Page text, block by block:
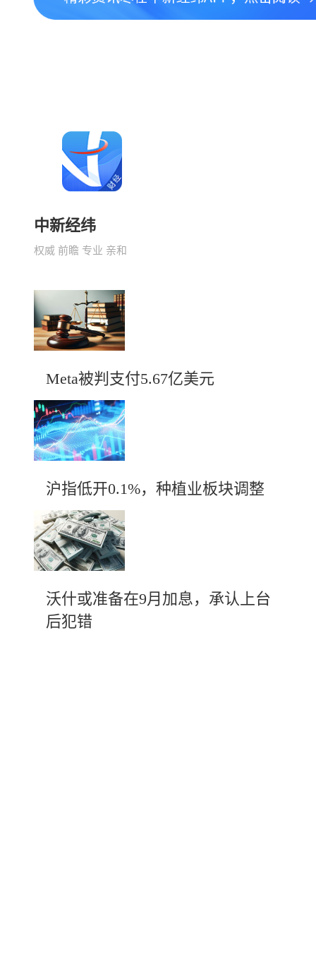
中新经纬
权威 前瞻 专业 亲和
Meta被判支付5.67亿美元
沪指低开0.1%，种植业板块调整
沃什或准备在9月加息，承认上台
后犯错